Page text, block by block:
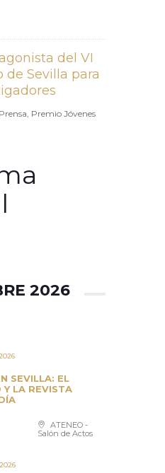
del VI
de Sevilla para
, Premio Jóvenes
2026
SEVILLA: EL
Y LA REVISTA
ATENEO -
Salón de Actos